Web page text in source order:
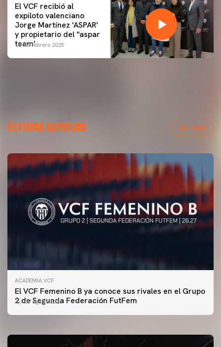
El VCF recibió al
expiloto valenciano
Jorge Martínez 'ASPAR'
y propietario del ''aspar
team'
09 febrero 2025
ÚLTIMAS NOTICIAS VER TODAS
ACADEMIA VCF
El VCF Femenino B ya conoce sus rivales en el Grupo
2 de Segunda Federación FutFem
07 agosto 2026
PRIMER EQUIPO
ENTRENAMIENTO DEL VALENCIA CF 7/8/2026